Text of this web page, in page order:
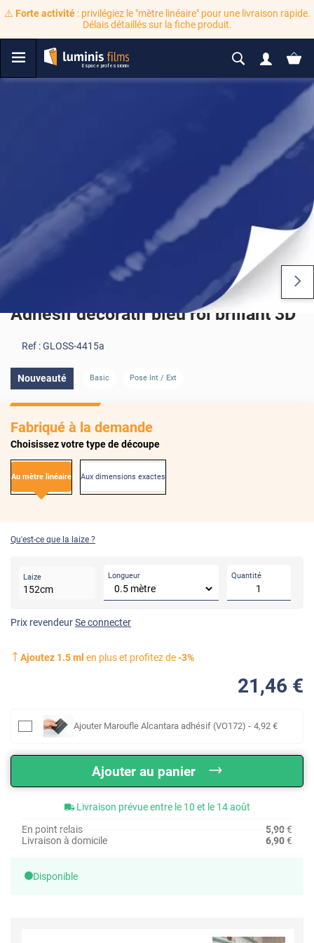
⚠️ Forte activité: privilégiez le "mètre linéaire" pour une livraison rapide.
Délais détaillés sur la fiche produit.
Adhésif décoratif bleu roi brillant 3D
Ref :GLOSS-4415a
Nouveauté Basic Pose Int / Ext
Fabriqué à la demande
Choisissez votre type de découpe
Au mètre linéaire Aux dimensions exactes
Qu'est-ce que la laize ?
Laize
152cm
Longueur Quantité
Prix revendeurSe connecter
Ajoutez 1.5ml en plus et profitez de-3%
21 ,46 €
Ajouter Maroufle Alcantara adhésif (VO172) - 4,92 €
Ajouter au panier
Livraison prévue entre le 10 et le 14 août
En point relais
5,90€
Livraison à domicile
6,90€
Disponible